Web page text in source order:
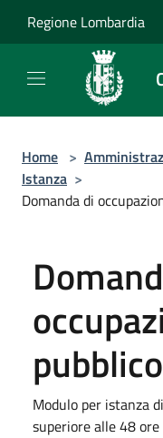
Regione Lombardia
Home >
Istanza >
Domanda di
Modulo per istanza
superiore alle 48 ore